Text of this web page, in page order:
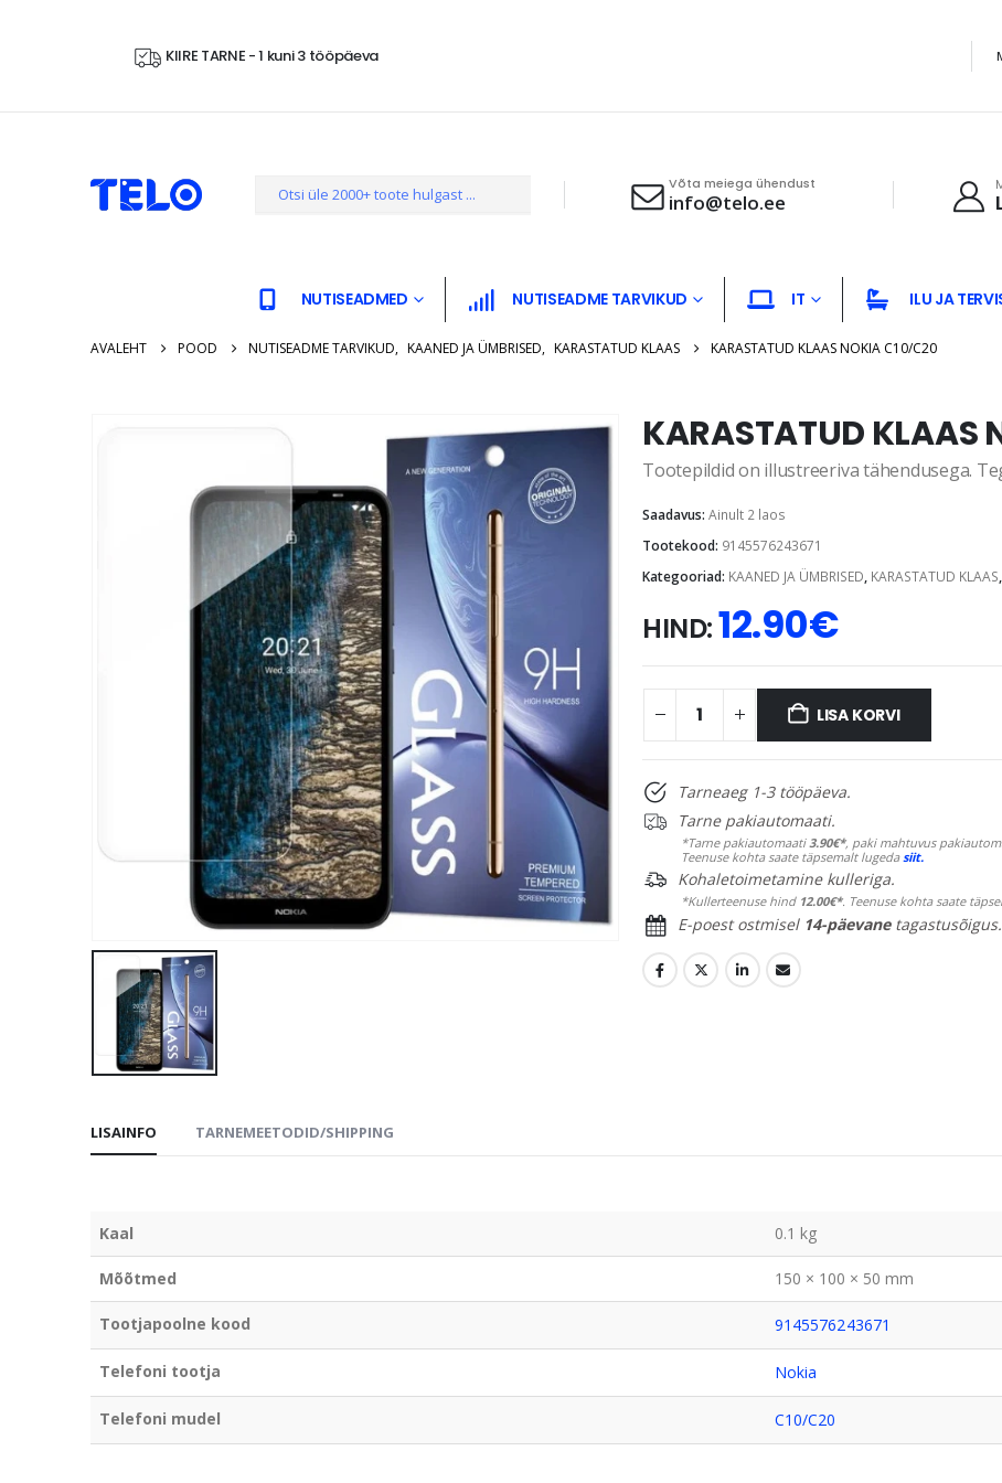
KIIRE TARNE - 1 kuni 3 tööpäeva
Võta meiega ühendust
info@telo.ee
NUTISEADMED NUTISEADME TARVIKUD IT ILU JA
AVALEHT POOD NUTISEADME TARVIKUD, KAANED JA ÜMBRISED, KARASTATUD KLAAS KARASTATUD KLAAS NOKIA C10/C20
KARASTATUD KLAAS
Tootepildid on illustreeriva tähendusega.
Saadavus: Ainult 2 laos
Tootekood: 9145576243671
Kategooriad: KAANED JA ÜMBRISED, KARASTATUD KLAAS,
HIND:12.90€
LISA KORVI
Tarneaeg 1-3 tööpäeva.
Tarne pakiautomaati.
*Tarne pakiautomaati3.90€*, paki mahtuvus
Teenuse kohta saate täpsemalt lugedasiit.
Kohaletoimetamine kulleriga.
*Kullerteenuse hind 12.00€*. Teenuse kohta saate
E-poest ostmisel 14-päevane
LISAINFO TARNEMEETODID/SHIPPING
Kaal 0.1 kg
Mõõtmed 150 × 100 × 50 mm
Tootjapoolne kood 9145576243671
Telefoni tootja Nokia
Telefoni mudel C10/C20